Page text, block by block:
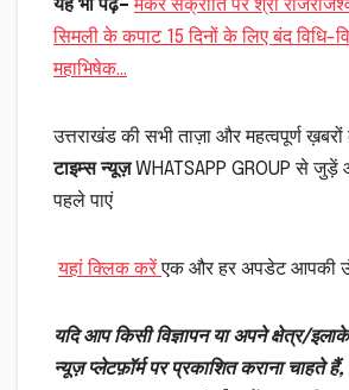
यह भी पढ़ें– मकर संक्रांति पर श्री
सिमली के कपाट 15 दिनों के लिए बंद विधि-
महाभिषेक…
उत्तराखंड की सभी ताज़ा और महत्वपूर्ण
टाइम्स न्यूज़WHATSAPP GROUP से
पहले पाएं
यहां क्लिक करेंएक और हर अपडेट आपकी
यदि आप किसी विज्ञापन या अपने क्षेत्र/
न्यूज़ प्लेटफ़ॉर्म पर प्रकाशित कराना चाहते